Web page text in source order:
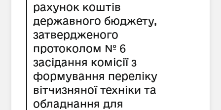
рахунок коштів
державного бюджету,
затвердженого
протоколом № 6
засідання комісії з
формування переліку
вітчизняної техніки та
обладнання для